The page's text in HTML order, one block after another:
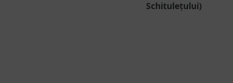
Schitulețului)